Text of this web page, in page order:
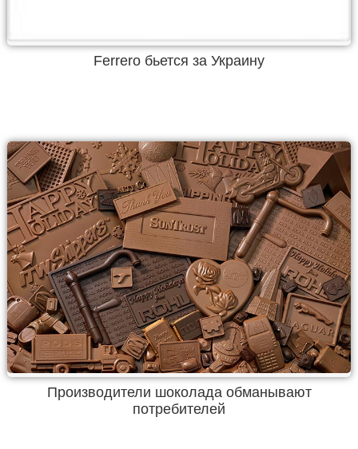
Ferrero бьется за Украину
Производители шоколада обманывают
потребителей